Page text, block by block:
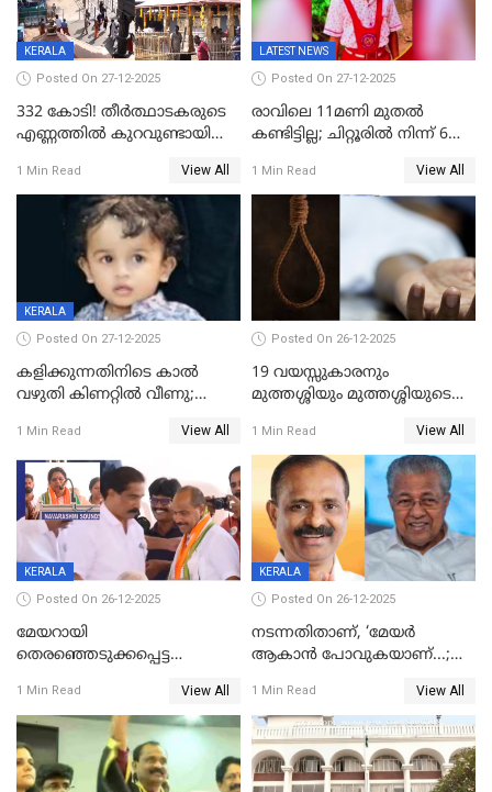
KERALA
Posted On 27-12-2025
332 കോടി! തീർത്ഥാടകരുടെ
എണ്ണത്തിൽ കുറവുണ്ടായിട്ടും
കുതിച്ചുയരുന്നു
1 Min Read View All
LATEST NEWS
Posted On 27-12-2025
രാവിലെ 11മണി മുതൽ
കണ്ടിട്ടില്ല; ചിറ്റൂരിൽ നിന്ന് 6
1 Min Read View All
KERALA
Posted On 27-12-2025
കളിക്കുന്നതിനിടെ കാൽ
വഴുതി കിണറ്റിൽ വീണു;
ദാരുണാന്ത്യം
1 Min Read View All
Posted On 26-12-2025
19 വയസ്സുകാരനും
മുത്തശ്ശിയും മുത്തശ്ശിയുടെ
മരിച്ചനിലയിൽ
1 Min Read View All
KERALA
Posted On 26-12-2025
മേയറായി
തെരഞ്ഞെടുക്കപ്പെട്ട
ആദ്യ വോട്ട് അസാധു; കണ്ണൂർ
ഡെപ്യൂട്ടി മേയർ സ്ഥാനത്ത്
താഹിറിന് വിജയം
1 Min Read View All
KERALA
Posted On 26-12-2025
നടന്നതിതാണ്, ‘മേയർ
ആകാൻ പോവുകയാണ്...;
മുഖ്യമന്ത്രിയുടെ ഓഫീസ്
തന്നെ വിശദീകരിയ്ക്കുന്നു;
സത്യമിതാണ്
1 Min Read View All